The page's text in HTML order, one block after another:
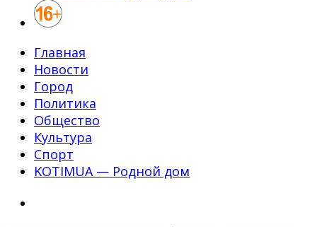
Главная
Новости
Город
Политика
Общество
Культура
Спорт
KOTIMUA — Родной дом